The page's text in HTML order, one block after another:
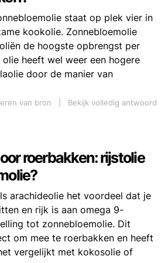
staat op plek vier in
kookolie. Zonnebloemolie
de hoogste opbrengst per
heeft wel weer een hogere
door de manier van
van bron
Bekijk volledig antwoord
roerbakken: rijstolie
arachideolie het voordeel dat je
en rijk is aan omega 9-
tot zonnebloemolie. Dit
om mee te roerbakken en heeft
vergelijkt met kokosolie of